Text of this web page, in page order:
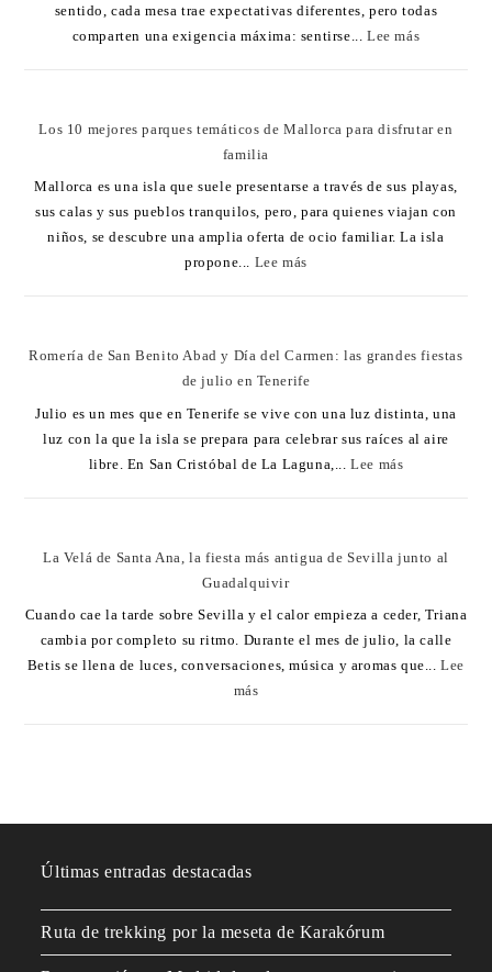
sentido, cada mesa trae expectativas diferentes, pero todas
comparten una exigencia máxima: sentirse...Lee más
Los 10 mejores parques temáticos de Mallorca para disfrutar en
familia
Mallorca es una isla que suele presentarse a través de sus playas,
sus calas y sus pueblos tranquilos, pero, para quienes viajan con
niños, se descubre una amplia oferta de ocio familiar. La isla
propone... Lee más
Romería de San Benito Abad y Día del Carmen: las grandes fiestas
de julio en Tenerife
Julio es un mes que en Tenerife se vive con una luz distinta, una
luz con la que la isla se prepara para celebrar sus raíces al aire
libre. En San Cristóbal de La Laguna,...Lee más
La Velá de Santa Ana, la fiesta más antigua de Sevilla junto al
Guadalquivir
Cuando cae la tarde sobre Sevilla y el calor empieza a ceder, Triana
cambia por completo su ritmo. Durante el mes de julio, la calle
Betis se llena de luces, conversaciones, música y aromas que...Lee
más
Últimas entradas destacadas
Ruta de trekking por la meseta de Karakórum